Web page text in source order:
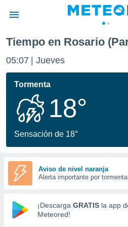
de
ha sido
para
que se
calidad.
a este
las
y
forma
digital
basada
Tiempo en Rosario
05:07 Jueves
Tormenta
18°
Sensación de 18°
Aviso de nivel naranja
Alerta importante por
¡Descarga GRATIS la app
Meteored!